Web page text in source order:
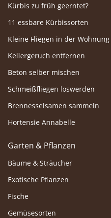
Kürbis zu früh geerntet?
11 essbare Kürbissorten
Kleine Fliegen in der Wohnung
Kellergeruch entfernen
Beton selber mischen
Schmeißfliegen loswerden
Brennesselsamen sammeln
Hortensie Annabelle
Garten & Pflanzen
Bäume & Sträucher
Exotische Pflanzen
Fische
Gemüsesorten